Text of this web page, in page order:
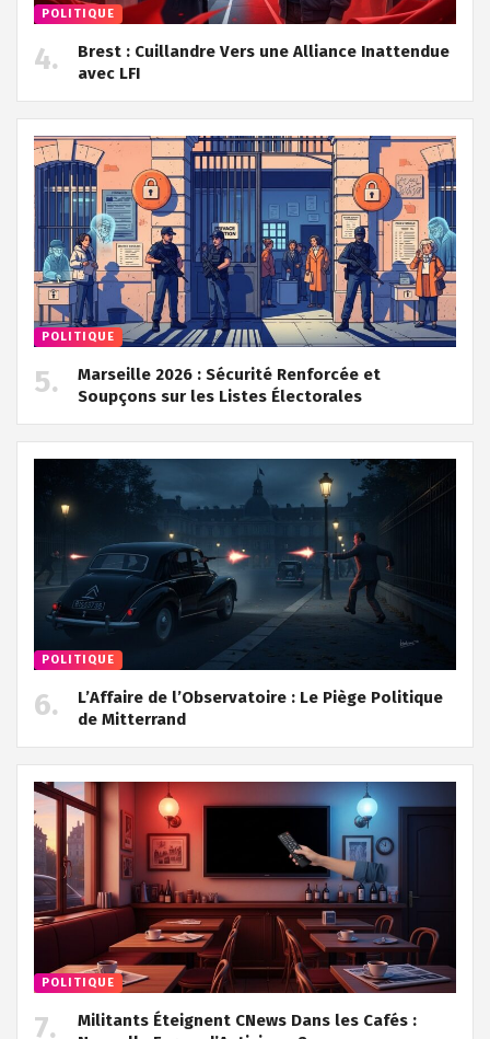
POLITIQUE
Brest : Cuillandre Vers une Alliance Inattendue
avec LFI
POLITIQUE
Marseille 2026 : Sécurité Renforcée et
Soupçons sur les Listes Électorales
POLITIQUE
L’Affaire de l’Observatoire : Le Piège Politique
de Mitterrand
POLITIQUE
Militants Éteignent CNews Dans les Cafés :